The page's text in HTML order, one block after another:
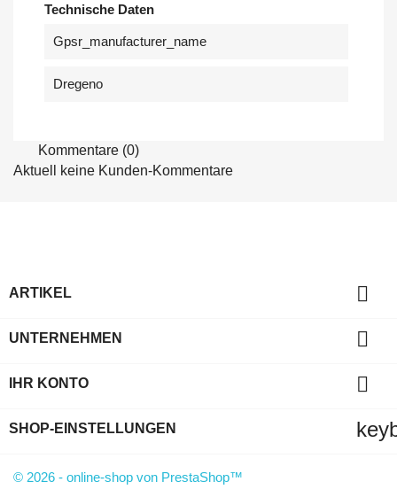
Technische Daten
Gpsr_manufacturer_name
Dregeno
Kommentare (0)
Aktuell keine Kunden-Kommentare
ARTIKEL 
UNTERNEHMEN 
IHR KONTO 
SHOP-EINSTELLUNGEN
© 2026 - online-shop von PrestaShop™